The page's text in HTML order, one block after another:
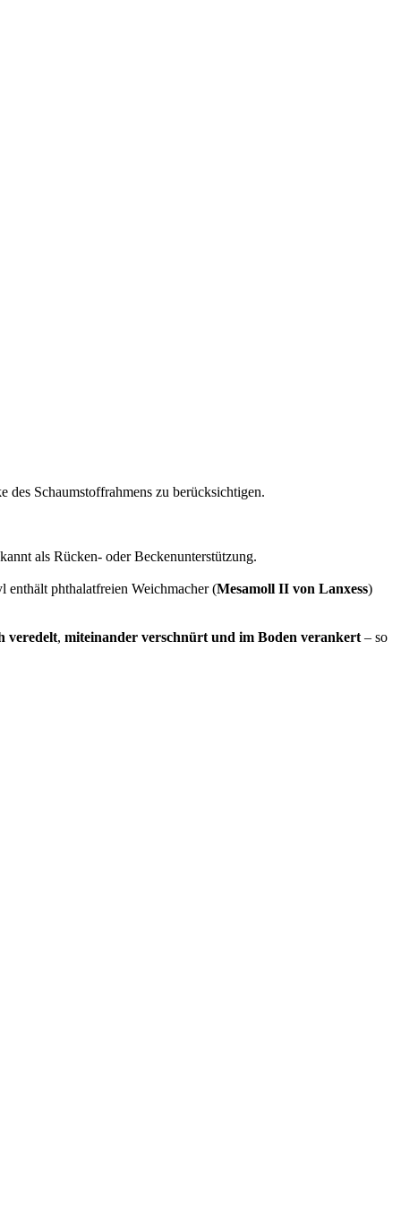
des Schaumstoffrahmens zu berücksichtigen.
als Rücken- oder Beckenunterstützung.
enthält phthalatfreien Weichmacher (Mesamoll II von Lanxess)
veredelt, miteinander verschnürt und im Boden verankert – so